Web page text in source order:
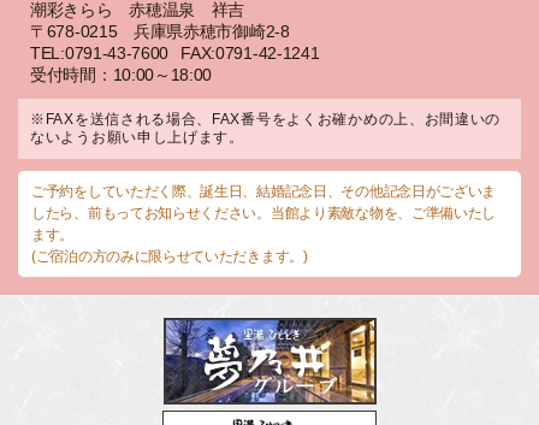
潮彩きらら 赤穂温泉 祥吉
〒678-0215 兵庫県赤穂市御崎2-8
TEL:0791-43-7600
FAX:0791-42-1241
受付時間：10:00～18:00
※FAXを送信される場合、FAX番号をよくお確かめの上、お間違いの
ないようお願い申し上げます。
ご予約をしていただく際、誕生日、結婚記念日、その他記念日がございま
したら、前もってお知らせください。当館より素敵な物を、ご準備いたし
ます。
(ご宿泊の方のみに限らせていただきます。)